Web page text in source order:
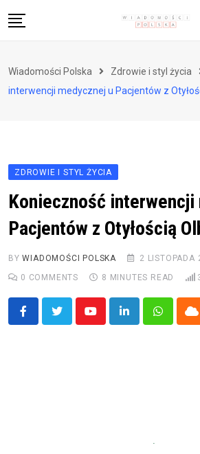
to
Zdrowie i styl życia
Wiadomości Polska Zdrowie i styl życia
interwencji medycznej u Pacjentów z
ZDROWIE I STYL ŻYCIA
Konieczność interwencji
Pacjentów z Otyłością
BYWIADOMOŚCI POLSKA
2 LISTOPADA
0 COMMENTS 8 MINUTES READ
YoutubeLinkedInWhatsapp